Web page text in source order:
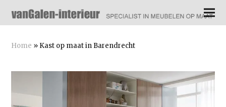
Home » Kast op maat in Barendrecht